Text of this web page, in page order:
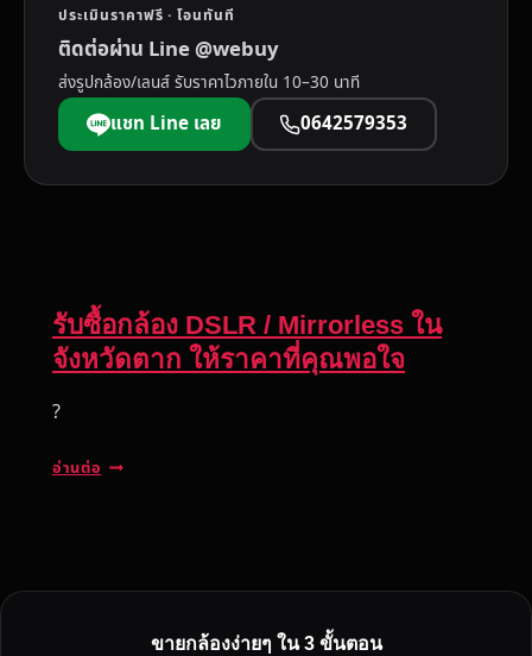
ประเมินราคาฟรี · โอนทันที
ติดต่อผ่าน Line @webuy
ส่งรูปกล้อง/เลนส์ รับราคาไวภายใน 10–30 นาที
แชท Line เลย 0642579353
รับซื้อกล้อง DSLR / Mirrorless ใน
จังหวัดตาก ให้ราคาที่คุณพอใจ
?
อ่านต่อ
ล้
ขายกล้องง่ายๆ ใน 3 ขั้นตอน